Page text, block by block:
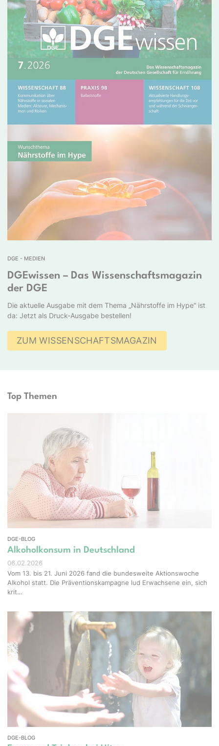
DGE - MEDIEN
DGEwissen – Das Wissenschaftsmagazin
der DGE
Die aktuelle Ausgabe mit dem Thema „Nährstoffe im Hype“ ist
da: Jetzt als Druck-Ausgabe bestellen!
ZUM WISSENSCHAFTSMAGAZIN
Top Themen
DGE-BLOG
Alkoholkonsum in Deutschland
06.02.2026
Vom 13. bis 21. Juni 2026 fand die bundesweite Aktionswoche
Alkohol statt. Die Präventionskampagne lud Erwachsene ein, sich
krit…
DGE-BLOG